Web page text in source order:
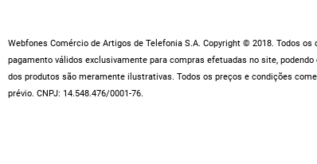
Webfones Comércio de Artigos de Telefonia S.A. Copyright © 2018. Todos
pagamento válidos exclusivamente para compras efetuadas no site,
dos produtos são meramente ilustrativas. Todos os preços e condições
prévio. CNPJ: 14.548.476/0001-76.